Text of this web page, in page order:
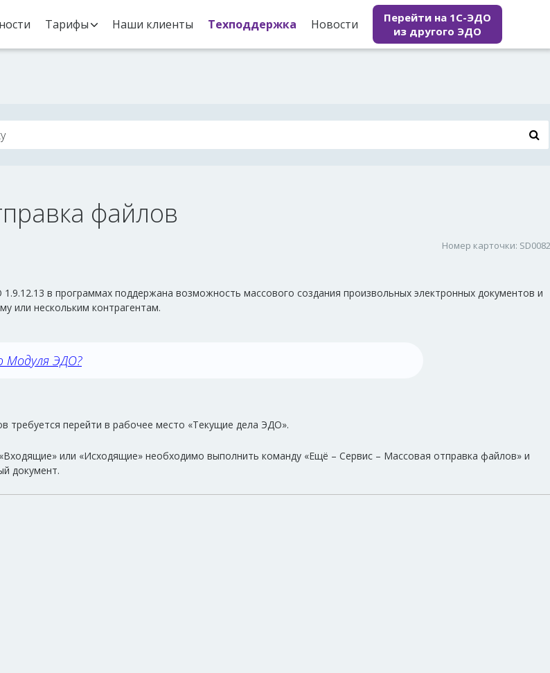
Тарифы Наши клиенты Техподдержка Новости
Перейти на 1С-ЭДО
из другого ЭДО
файлов
Номер карточки:
в программах поддержана возможность массового создания произвольных электронных документов и
или нескольким контрагентам.
Модуля ЭДО?
требуется перейти в рабочее место «Текущие дела ЭДО».
или «Исходящие» необходимо выполнить команду «Ещё – Сервис – Массовая отправка файлов» и
документ.